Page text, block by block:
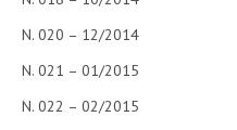
N. 020 – 12/2014
N. 021 – 01/2015
N. 022 – 02/2015